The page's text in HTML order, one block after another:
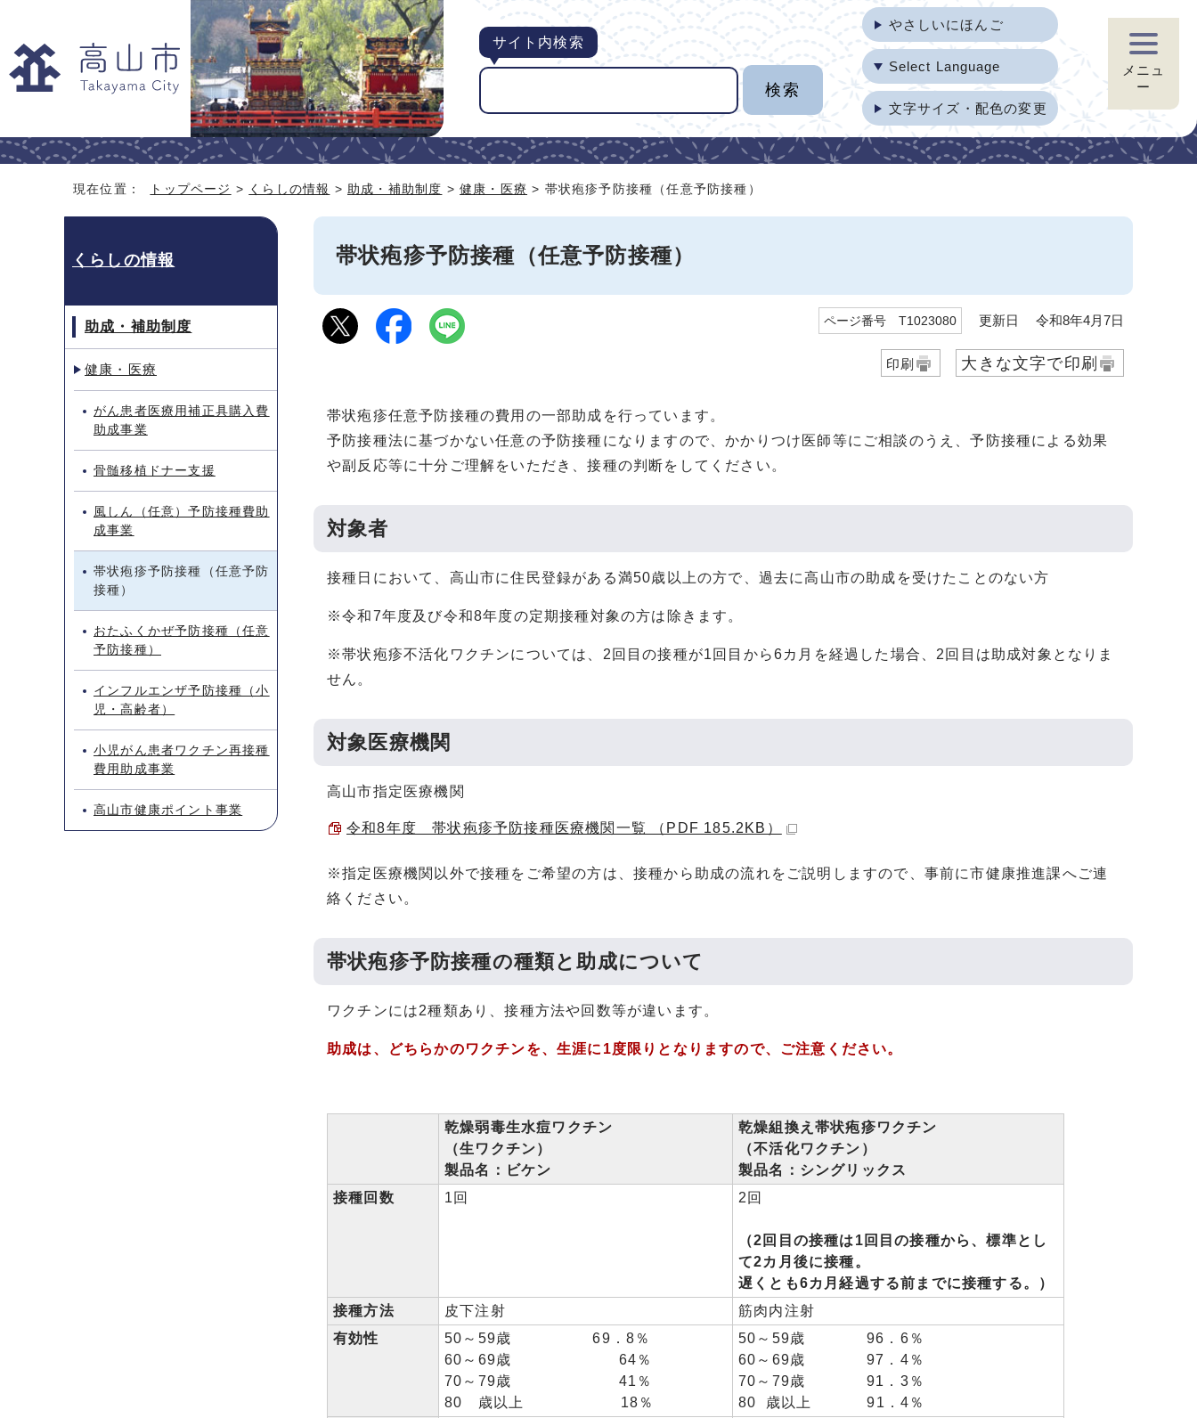
サイト内検索
やさしいにほんご
Select Language
文字サイズ・配色の変更
メニュ
ー
現在位置： トップページ > くらしの情報 > 助成・補助制度 >健康・医療 > 帯状疱疹予防接種（任意予防接種）
帯状疱疹予防接種（任意予防接種）
ページ番号 T1023080 更新日 令和8年4月7日
印刷 大きな文字で印刷
帯状疱疹任意予防接種の費用の一部助成を行っています。
予防接種法に基づかない任意の予防接種になりますので、かかりつけ医師等にご相談のうえ、予防接種による効果
や副反応等に十分ご理解をいただき、接種の判断をしてください。
対象者
接種日において、高山市に住民登録がある満50歳以上の方で、過去に高山市の助成を受けたことのない方
※令和7年度及び令和8年度の定期接種対象の方は除きます。
※帯状疱疹不活化ワクチンについては、2回目の接種が1回目から6カ月を経過した場合、2回目は助成対象となりま
せん。
対象医療機関
高山市指定医療機関
令和8年度 帯状疱疹予防接種医療機関一覧 （PDF 185.2KB）
※指定医療機関以外で接種をご希望の方は、接種から助成の流れをご説明しますので、事前に市健康推進課へご連
絡ください。
帯状疱疹予防接種の種類と助成について
ワクチンには2種類あり、接種方法や回数等が違います。
助成は、どちらかのワクチンを、生涯に1度限りとなりますので、ご注意ください。
乾燥弱毒生水痘ワクチン
（生ワクチン）
製品名：ビケン
乾燥組換え帯状疱疹ワクチン
（不活化ワクチン）
製品名：シングリックス
接種回数
1回 2回
（2回目の接種は1回目の接種から、標準とし
て2カ月後に接種。
遅くとも6カ月経過する前までに接種する。）
接種方法
皮下注射
筋肉内注射
有効性
50～59歳 69．8％
60～69歳 64％
70～79歳 41％
80 歳以上 18％
50～59歳 96．6％
60～69歳 97．4％
70～79歳 91．3％
80 歳以上 91．4％
くらしの情報
助成・補助制度
健康・医療
がん患者医療用補正具購入費
助成事業
骨髄移植ドナー支援
風しん（任意）予防接種費助
成事業
帯状疱疹予防接種（任意予防
接種）
おたふくかぜ予防接種（任意
予防接種）
インフルエンザ予防接種（小
児・高齢者）
小児がん患者ワクチン再接種
費用助成事業
高山市健康ポイント事業